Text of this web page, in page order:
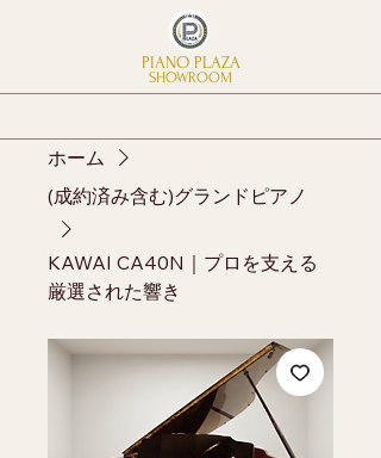
SHOWROOM
PIANO PLAZA
ホーム
(成約済み含む)グランドピアノ
KAWAI CA40N｜プロを支える
厳選された響き